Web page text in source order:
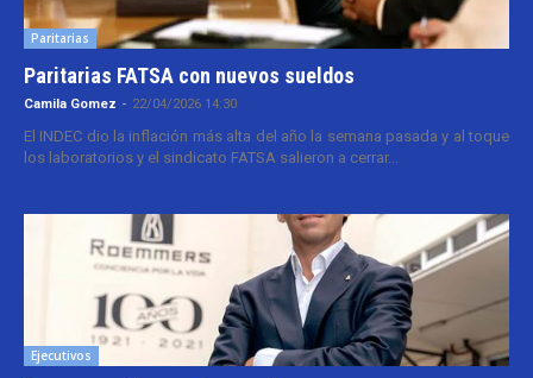
Paritarias
Paritarias FATSA con nuevos sueldos
Camila Gomez - 22/04/2026 14:30
El INDEC dio la inflación más alta del año la semana pasada y al toque
los laboratorios y el sindicato FATSA salieron a cerrar...
Ejecutivos